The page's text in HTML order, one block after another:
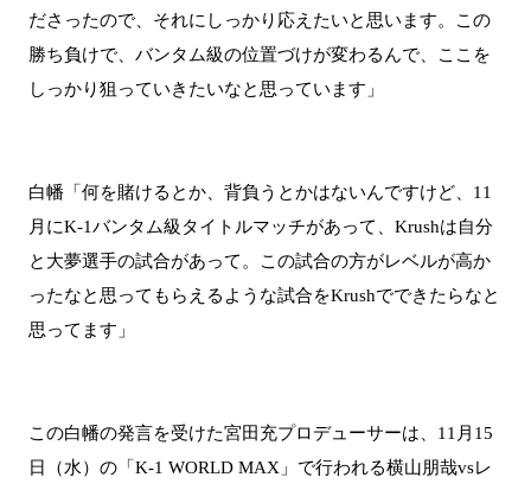
ださったので、それにしっかり応えたいと思います。この
勝ち負けで、バンタム級の位置づけが変わるんで、ここを
しっかり狙っていきたいなと思っています」
白幡「何を賭けるとか、背負うとかはないんですけど、11
月にK-1バンタム級タイトルマッチがあって、Krushは自分
と大夢選手の試合があって。この試合の方がレベルが高か
ったなと思ってもらえるような試合をKrushでできたらなと
思ってます」
この白幡の発言を受けた宮田充プロデューサーは、11月15
日（水）の「K-1 WORLD MAX」で行われる横山朋哉vsレ